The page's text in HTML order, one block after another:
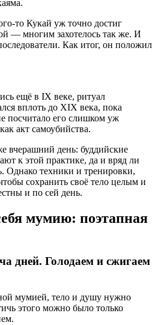
то Кукай уж точно достиг
— многим захотелось так же. И
Как итог, он положил
ещё в IX веке, ритуал
вплоть до XIX века, пока
посчитало его слишком уж
акт самоубийства.
вчерашний день: буддийские
к этой практике, да и вряд ли
Однако техники и тренировки,
сохранить своё тело целым и
и по сей день.
мумию: поэтапная
дней. Голодаем и сжигаем
мумией, тело и душу нужно
этого можно было только